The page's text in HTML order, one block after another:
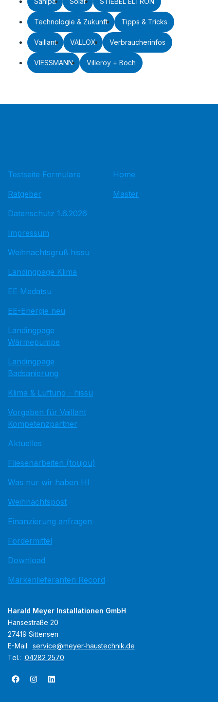
Technologie & Zukunft Tipps & Tricks
Vaillant VALLOX Verbraucherinfos
VIESSMANN Villeroy + Boch
Testseite Formulare
Ratgeber
Datenschutz 1.6.2026
Impressum
Weihnachtsgruß hissu
Landingpage Klima
EE Medatsu
EE-Energie neu
Landingpage
Wärmepumpe
Landingpage
Badsanierung
Klima & Lüftung - hissu
Vorgaben für Vaillant
Kompetenzpartner
Aktuelles
Fliesenarbeiten (toujou)
Was nur wir haben HI
Weihnachtspost
Finanzierung anfragen
Fördermittel
Download
Markenlieferanten Record
Home
Master
Harald Meyer Installationen GmbH
Hansestraße 20
27419 Sittensen
E-Mail: service@meyer-haustechnik.de
Tel.: 04282 2570